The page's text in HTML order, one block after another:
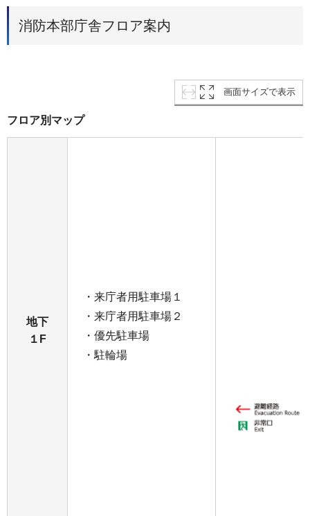
消防本部庁舎フロア案内
画面サイズで表示
フロア別マップ
地下
１F
・来庁者用駐車場１
・来庁者用駐車場２
・優先駐車場
・駐輪場